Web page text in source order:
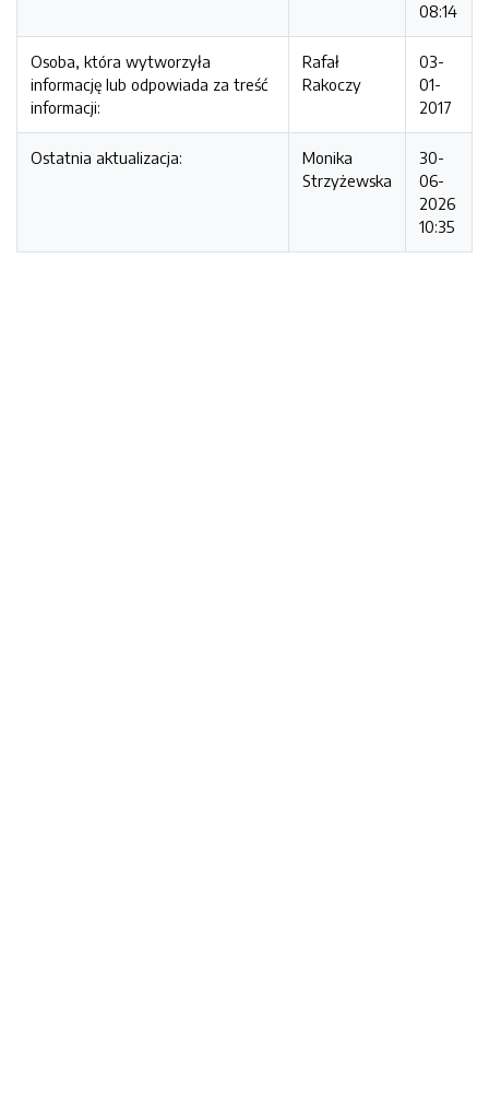
08:14
Osoba, która wytworzyła
informację lub odpowiada za treść
informacji:
Rafał
Rakoczy
03-
01-
2017
Ostatnia aktualizacja:
Monika
Strzyżewska
30-
06-
2026
10:35